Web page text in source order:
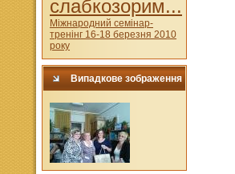
слабкозорим...
Міжнародний семінар-
тренінг 16-18 березня 2010
року
Випадкове зображення